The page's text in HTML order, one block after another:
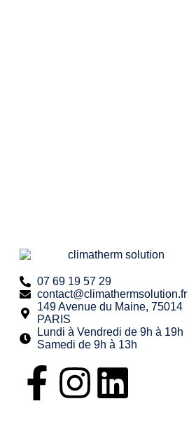
07 69 19 57 29
contact@climathermsolution.fr
149 Avenue du Maine, 75014
PARIS
Lundi à Vendredi de 9h à 19h
Samedi de 9h à 13h